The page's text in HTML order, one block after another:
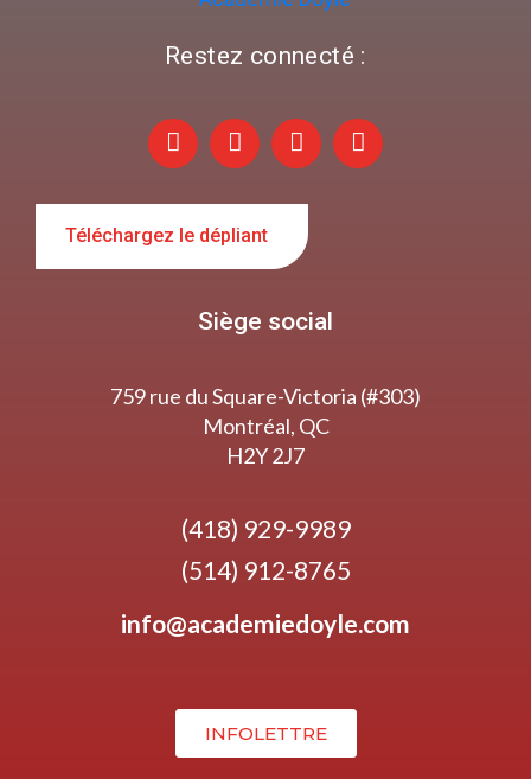
Restez connecté :
Téléchargez le dépliant
Siège social
759 rue du Square-Victoria (#303)
Montréal, QC
H2Y 2J7
(418) 929-9989
(514) 912-8765
info@academiedoyle.com
INFOLETTRE